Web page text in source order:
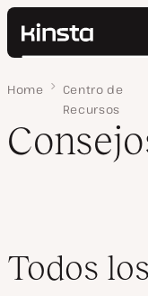
Kinsta®
Soluciones
Recursos
Contacto
Buscar
Iniciar Sesión
Home
Centro de
Recursos
Página 5
Todos